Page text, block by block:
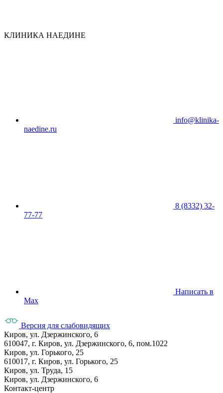
КЛИНИКА НАЕДИНЕ
info@klinika-
naedine.ru
8 (8332) 32-
77-77
Написать в
Max
Версия для слабовидящих
Киров, ул. Дзержинского, 6
610047, г. Киров, ул. Дзержинского, 6, пом.1022
Киров, ул. Горького, 25
610017, г. Киров, ул. Горького, 25
Киров, ул. Труда, 15
Киров, ул. Дзержинского, 6
Контакт-центр